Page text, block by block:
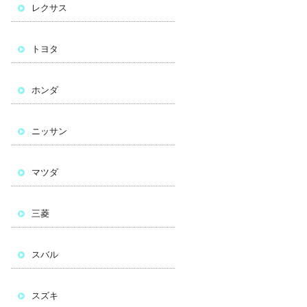
レクサス
トヨタ
ホンダ
ニッサン
マツダ
三菱
スバル
スズキ